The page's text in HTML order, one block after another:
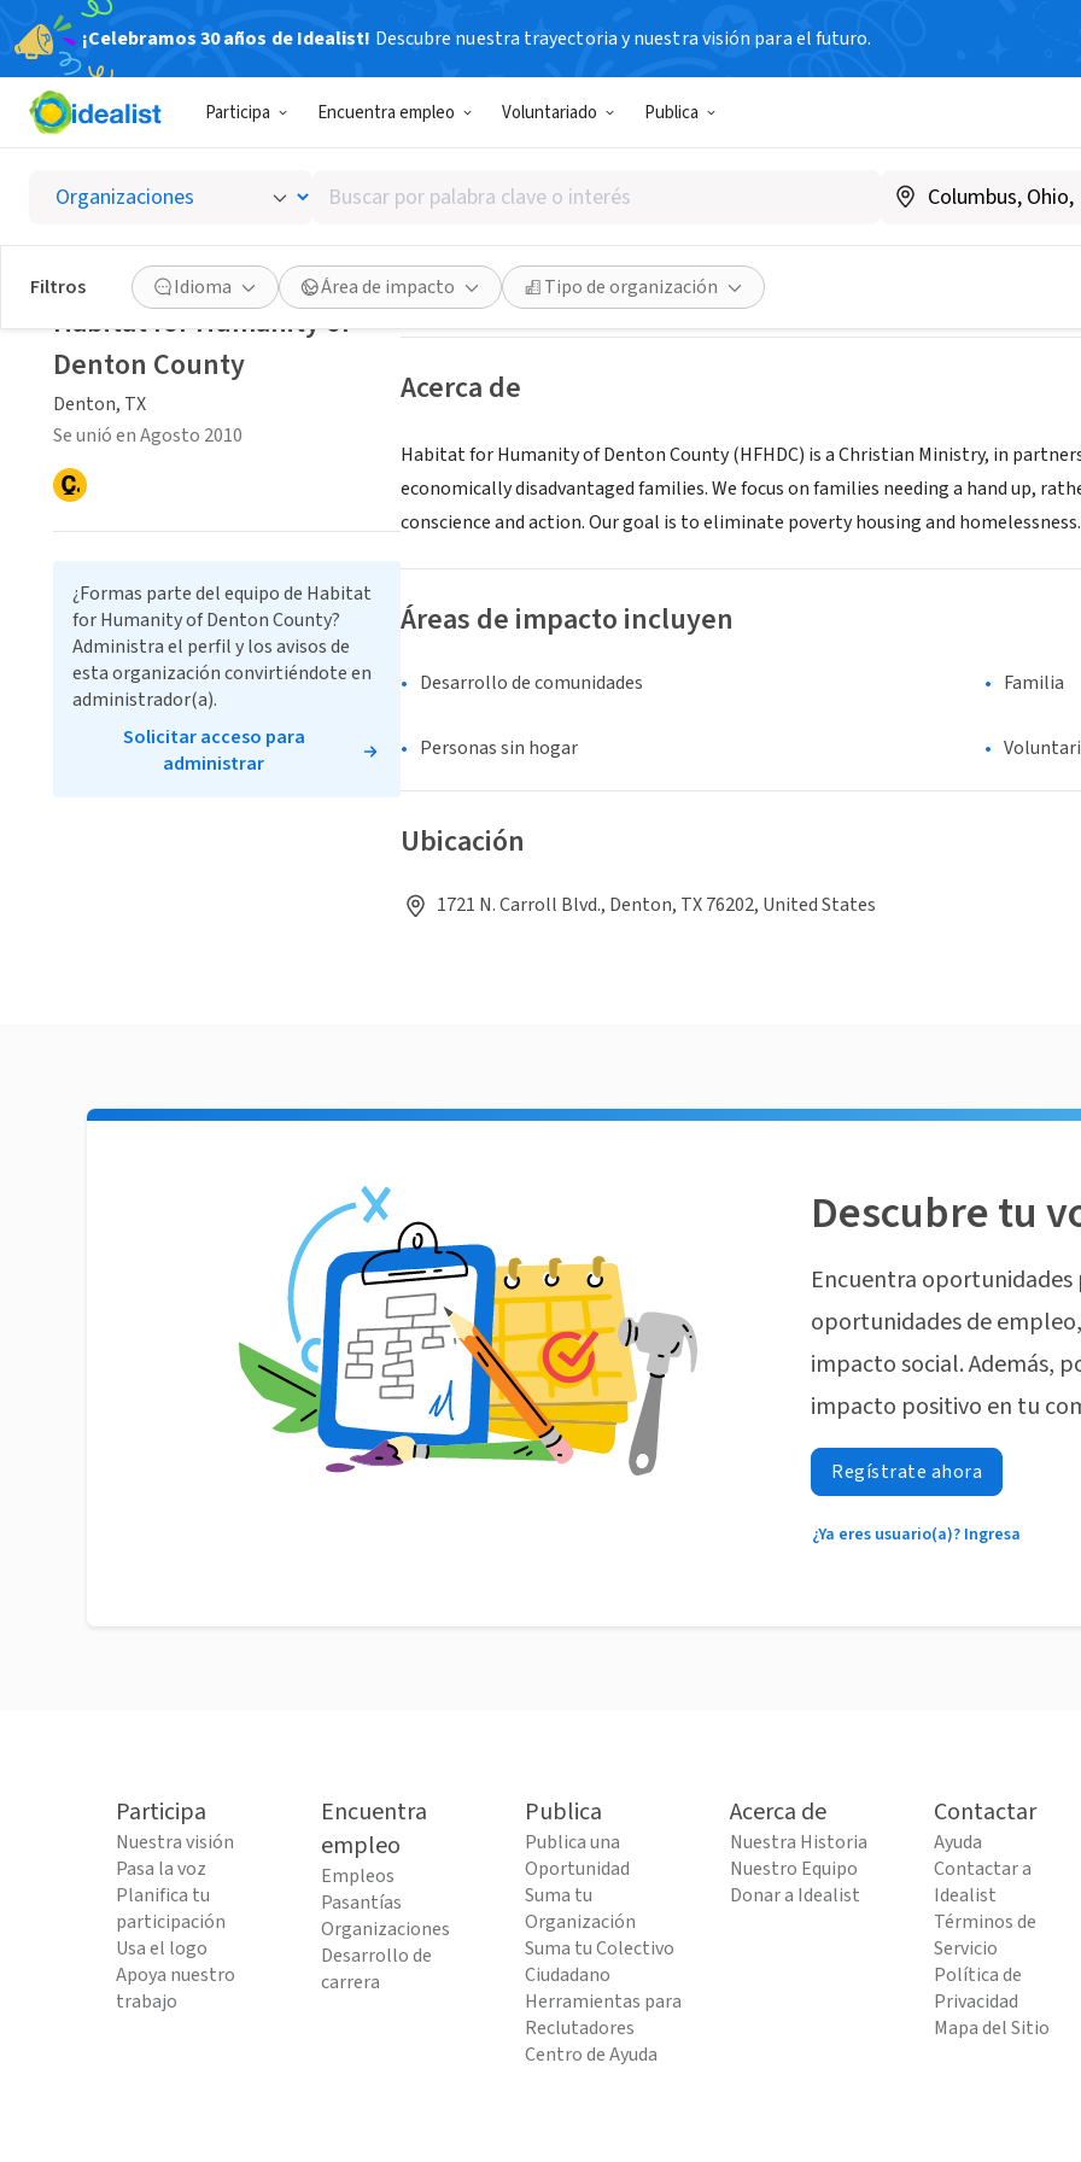
¡Celebramos 30 años de Idealist! Descubre nuestra trayectoria y nuestra visión para el futuro.
Participa Encuentra empleo Voluntariado Publica
Buscar
por
palabra
clave
o
interés
Filtros Idioma Área de impacto Tipo de organización
Habitat for Humanity of Denton
Denton, TX| hfhdentoncounty.org
Guardar Compartir
Acerca de
Habitat for Humanity of Denton County (HFHDC) is a Christian Ministry, in
economically disadvantaged families. We focus on families needing a hand up,
conscience and action. Our goal is to eliminate poverty housing and homelessness.
Áreas de impacto incluyen
Desarrollo de comunidades Familia
Personas sin hogar
Ubicación
1721 N. Carroll Blvd., Denton, TX 76202, United States
Habitat for Humanity of
Denton County
Denton, TX
Se unió en Agosto 2010
¿Formas parte del equipo de Habitat
for Humanity of Denton County?
Administra el perfil y los avisos de
esta organización convirtiéndote en
administrador(a).
Solicitar acceso para
administrar
Descubre tu
Encuentra
oportunidades de
impacto social. Además,
impacto positivo en tu
Regístrate ahora
¿Ya eres usuario(a)? Ingresa
Participa
Nuestra visión
Pasa la voz
Planifica tu
participación
Usa el logo
Apoya nuestro
trabajo
Encuentra
empleo
Empleos
Pasantías
Organizaciones
Desarrollo de
carrera
Publica
Publica una
Oportunidad
Suma tu
Organización
Suma tu Colectivo
Ciudadano
Herramientas para
Reclutadores
Centro de Ayuda
Acerca de
Nuestra Historia
Nuestro Equipo
Donar a Idealist
Contactar
Ayuda
Contactar a
Idealist
Términos de
Servicio
Política de
Privacidad
Mapa del Sitio